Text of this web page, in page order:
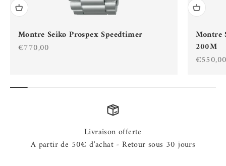
Montre Seiko Prospex Speedtimer
Prix de vente
€770,00
Montre
200M
Prix de
Livraison offerte
A partir de 50€ d'achat - Retour sous 30 jours